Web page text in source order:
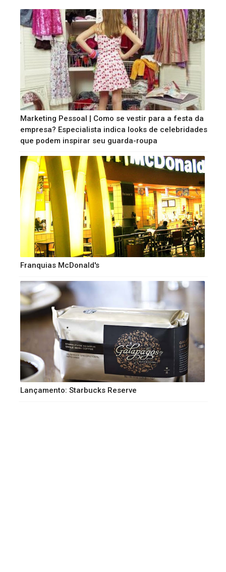
Marketing Pessoal | Como se vestir para a festa da
empresa? Especialista indica looks de celebridades
que podem inspirar seu guarda-roupa
Franquias McDonald's
Lançamento: Starbucks Reserve